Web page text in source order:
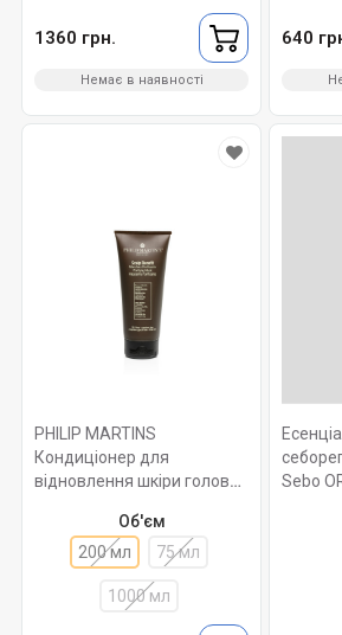
1360 грн.
Немає в наявності
Wash
640
PHILIP MARTINS
Кондиціонер для
відновлення шкіри голови
Об'єм
200 мл
75 мл
1000 мл
Sebo